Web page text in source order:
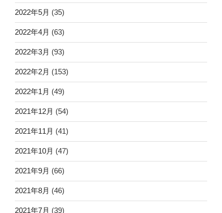
2022年5月 (35)
2022年4月 (63)
2022年3月 (93)
2022年2月 (153)
2022年1月 (49)
2021年12月 (54)
2021年11月 (41)
2021年10月 (47)
2021年9月 (66)
2021年8月 (46)
2021年7月 (39)